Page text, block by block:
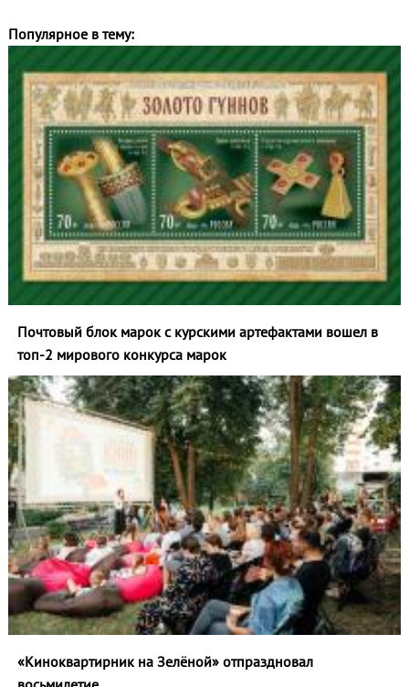
Популярное в тему:
Почтовый блок марок с курскими артефактами вошел в
топ‑2 мирового конкурса марок
«Киноквартирник на Зелёной» отпраздновал